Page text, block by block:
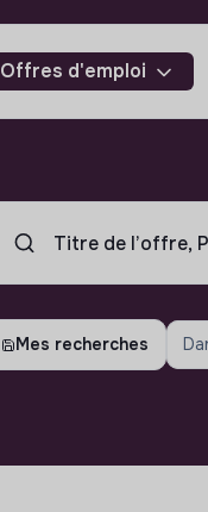
Offres d'emploi
Mes recherches